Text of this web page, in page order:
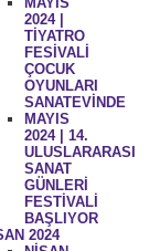
2024 |
TİYATRO
FESİVALİ
ÇOCUK
OYUNLARI
SANATEVİNDE
MAYIS
2024 | 14.
ULUSLARARASI
SANAT
GÜNLERİ
FESTİVALİ
BAŞLIYOR
2024